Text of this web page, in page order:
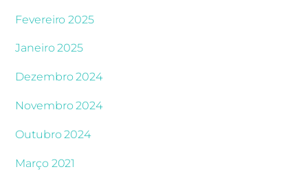
Fevereiro 2025
Janeiro 2025
Dezembro 2024
Novembro 2024
Outubro 2024
Março 2021